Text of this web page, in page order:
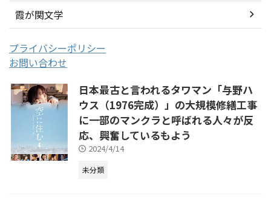
霞が関文学
プライバシーポリシー
お問い合わせ
日本最古と言われるタワマン「与野ハ
ウス（1976完成）」の大規模修繕工事
に一部のマンクラと呼ばれる人々が反
応、興奮しているもよう
2024/4/14
未分類